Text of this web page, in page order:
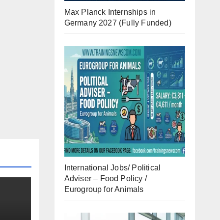
Max Planck Internships in
Germany 2027 (Fully Funded)
International Jobs/ Political
Adviser – Food Policy /
Eurogroup for Animals